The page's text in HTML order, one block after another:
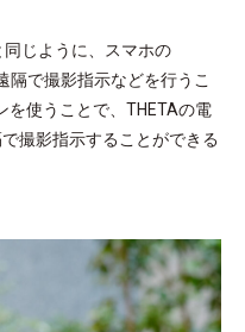
同じように、スマホの
隔で撮影指示などを行うこ
を使うことで、THETAの電
撮影指示することができる